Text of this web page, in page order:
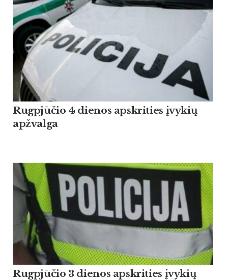
Rugpjūčio 4 dienos apskrities įvykių
apžvalga
Rugpjūčio 3 dienos apskrities įvykių